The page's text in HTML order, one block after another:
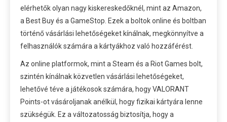
elérhetők olyan nagy kiskereskedőknél, mint az Amazon,
a Best Buy és a GameStop. Ezek a boltok online és boltban
történő vásárlási lehetőségeket kínálnak, megkönnyítve a
felhasználók számára a kártyákhoz való hozzáférést.
Az online platformok, mint a Steam és a Riot Games bolt,
szintén kínálnak közvetlen vásárlási lehetőségeket,
lehetővé téve a játékosok számára, hogy VALORANT
Points-ot vásároljanak anélkül, hogy fizikai kártyára lenne
szükségük. Ez a változatosság biztosítja, hogy a